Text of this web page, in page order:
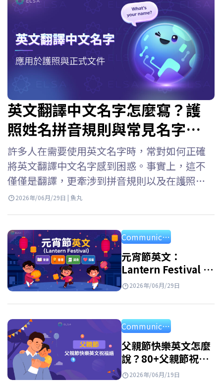
英文翻譯中文名字怎麼寫？護
照姓名拼音規則與常見名字對
照表
許多人在需要使用英文名字時，常對如何正確
將英文翻譯中文名字感到困惑。事實上，這不
僅僅是翻譯，更牽涉到拼音規則以及在護照等
證件上的使用方式。現在就跟著 ELSA Speak 一
溝通中稱呼一個人的名字。例如: John Smith
→ John 是 first name. Given…
2026年/06月/29日 | 魚丸
Communication
元宵節英文：
Lantern Festival 的
由來、英文介紹、單
2026年/06月/29日
Communication
父親節快樂英文怎麼
說？80+父親節祝福
語英文、佳句與短文
2026年/06月/19日